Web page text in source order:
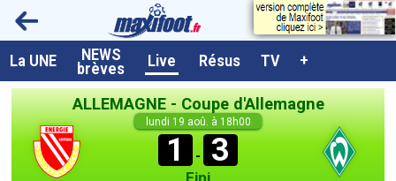
La UNE NEWS
brèves Live Résus TV +
ALLEMAGNE - Coupe d'Allemagne
lundi 19 aoû. à 18h00
1 - 3
Fini
A la UNE
Dernières brèves
Live / Matchs en direct
Résultats et Classements